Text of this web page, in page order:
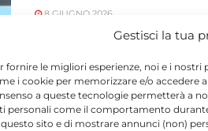
Gestisci la tua
fornire le migliori esperienze, noi e i
i cookie per memorizzare e/o accedere
a queste tecnologie permetterà a
personali come il comportamento
sito e di mostrare annunci (non)
8 GIUGNO 2026
Motyka Bike School
Carlentini nella Coppa
quattro podi individuali
tra le società